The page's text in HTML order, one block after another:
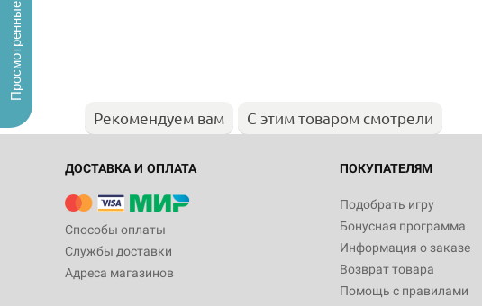
Рекомендуем вам С этим товаром смотрели
ДОСТАВКА И ОПЛАТА
Способы оплаты
Службы доставки
Адреса магазинов
ПОКУПАТЕЛЯМ
Подобрать игру
Бонусная программа
Информация о заказе
Возврат товара
Помощь с правилами
Просмотренные